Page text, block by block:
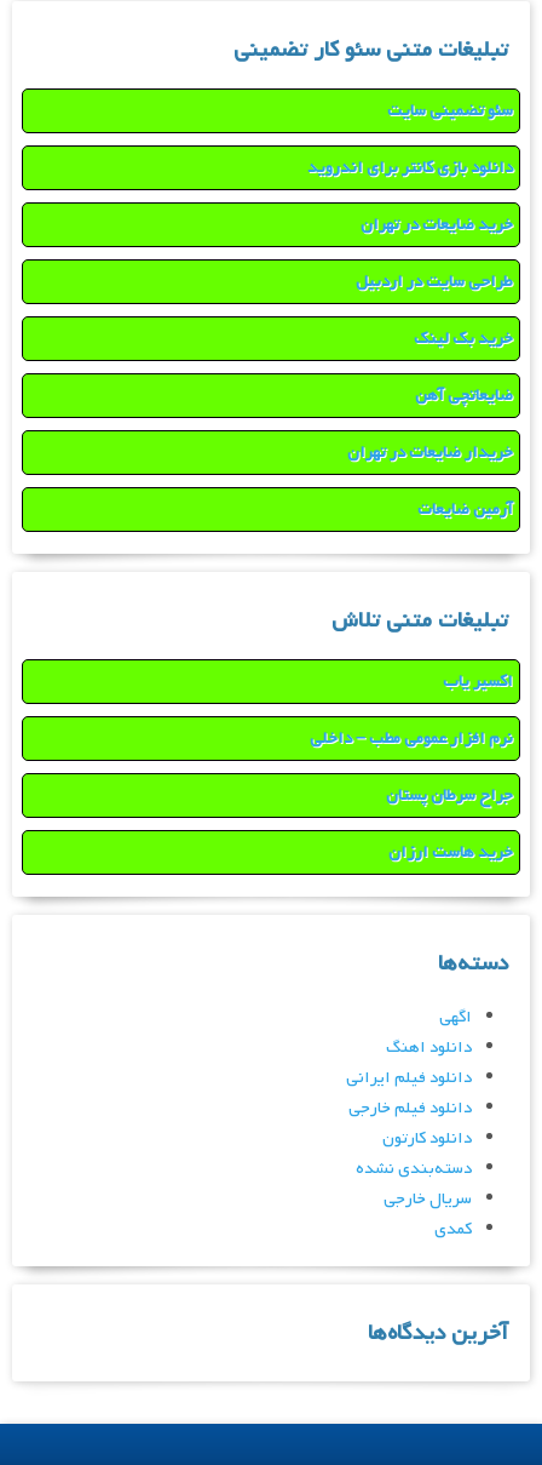
تبلیغات متنی سئو کار تضمینی
سئو تضمینی سایت
دانلود بازی کانتر برای اندروید
خرید ضایعات در تهران
طراحی سایت در اردبیل
خرید بک لینک
ضایعاتچی آهن
خریدار ضایعات در تهران
آرمین ضایعات
تبلیغات متنی تلاش
اکسیر یاب
نرم افزار عمومی مطب – داخلی
جراح سرطان پستان
خرید هاست ارزان
دسته‌ها
اگهی
دانلود اهنگ
دانلود فیلم ایرانی
دانلود فیلم خارجی
دانلود کارتون
دسته‌بندی نشده
سریال خارجی
کمدی
آخرین دیدگاه‌ها